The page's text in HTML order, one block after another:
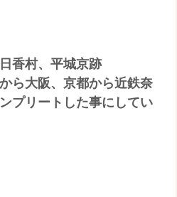
香村、平城京跡
ら大阪、京都から近鉄奈
プリートした事にしてい